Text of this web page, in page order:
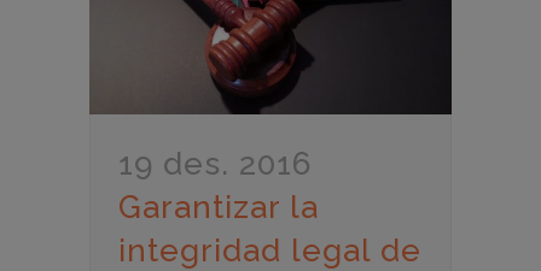
19 des. 2016
Garantizar la
integridad legal de